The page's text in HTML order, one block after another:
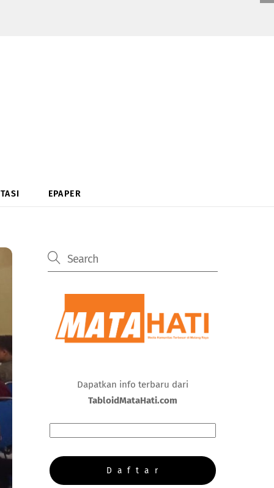
EPAPER
Dapatkan info terbaru dari
TabloidMataHati.com